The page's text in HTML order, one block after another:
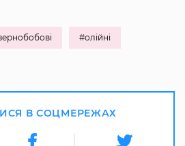
#олійні
В СОЦМЕРЕЖАХ